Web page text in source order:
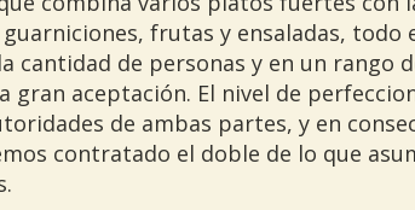
frutas y ensaladas, todo
cantidad de personas y en un rango
gran aceptación. El nivel de
de ambas partes, y en
contratado el doble de lo que